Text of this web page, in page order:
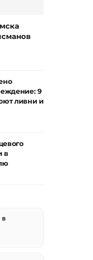
9
ливни и
в
В